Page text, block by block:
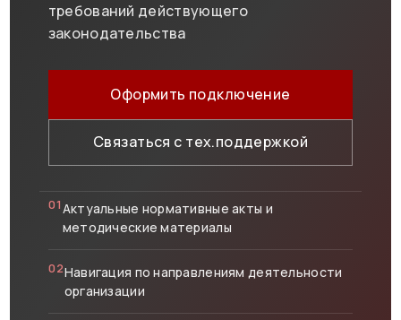
требований действующего
законодательства
Оформить подключение
Связаться с тех.поддержкой
01Актуальные нормативные акты и
методические материалы
02Навигация по направлениям деятельности
организации